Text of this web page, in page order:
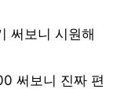
써보니 시원해
써보니 진짜 편